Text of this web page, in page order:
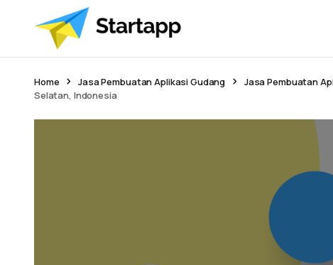
Home Jasa Pembuatan Aplikasi Gudang Jasa Pembuatan
Selatan, Indonesia